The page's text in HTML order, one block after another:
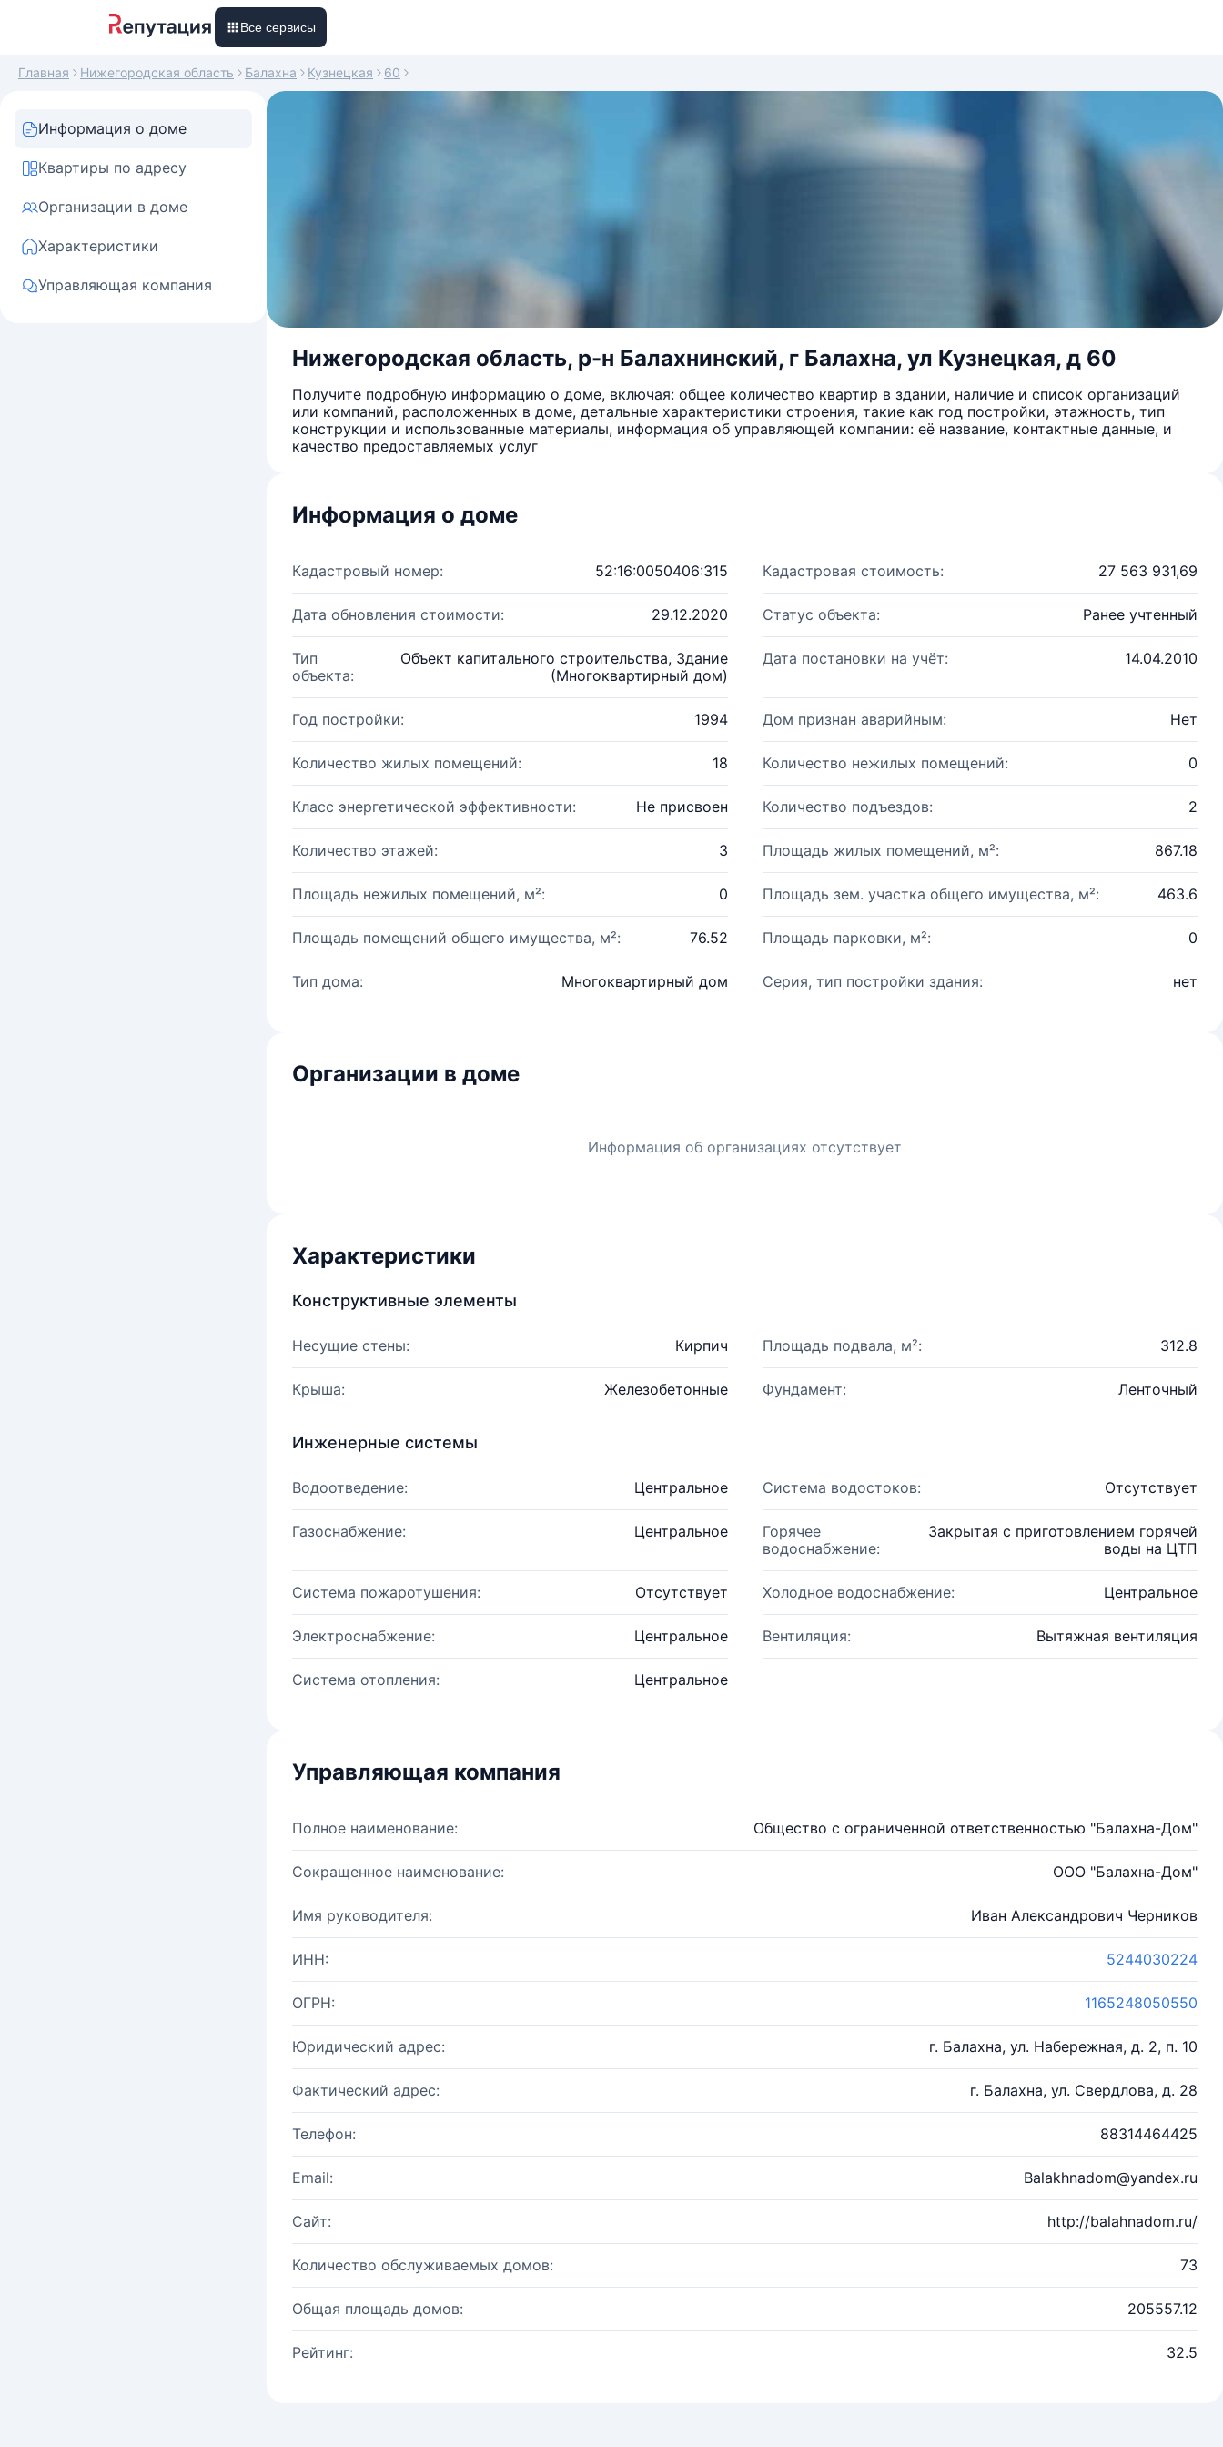
Все сервисы
Главная Нижегородская область Балахна Кузнецкая 60
Информация о доме
Квартиры по адресу
Организации в доме
Характеристики
Управляющая компания
Нижегородская область, р-н Балахнинский, г Балахна, ул Кузнецкая, д 60
Получите подробную информацию о доме, включая: общее количество квартир в здании, наличие и список организаций
или компаний, расположенных в доме, детальные характеристики строения, такие как год постройки, этажность, тип
конструкции и использованные материалы, информация об управляющей компании: её название, контактные данные, и
качество предоставляемых услуг
Информация о доме
Кадастровый номер: 52:16:0050406:315 Кадастровая стоимость: 27 563 931,69
Дата обновления стоимости: 29.12.2020 Статус объекта: Ранее учтенный
Тип
объекта:
Объект капитального строительства, Здание
(Многоквартирный дом)
Дата постановки на учёт: 14.04.2010
Год постройки: 1994 Дом признан аварийным: Нет
Количество жилых помещений: 18 Количество нежилых помещений: 0
Класс энергетической эффективности: Не присвоен Количество подъездов: 2
Количество этажей: 3 Площадь жилых помещений, м²: 867.18
Площадь нежилых помещений, м²: 0 Площадь зем. участка общего имущества, м²: 463.6
Площадь помещений общего имущества, м²: 76.52 Площадь парковки, м²: 0
Тип дома: Многоквартирный дом Серия, тип постройки здания: нет
Организации в доме
Информация об организациях отсутствует
Характеристики
Конструктивные элементы
Несущие стены: Кирпич Площадь подвала, м²: 312.8
Крыша: Железобетонные Фундамент: Ленточный
Инженерные системы
Водоотведение: Центральное Система водостоков: Отсутствует
Газоснабжение: Центральное
Горячее
водоснабжение:
Закрытая с приготовлением горячей
воды на ЦТП
Система пожаротушения: Отсутствует Холодное водоснабжение: Центральное
Электроснабжение: Центральное Вентиляция: Вытяжная вентиляция
Система отопления: Центральное
Управляющая компания
Полное наименование: Общество с ограниченной ответственностью "Балахна-Дом"
Сокращенное наименование: ООО "Балахна-Дом"
Имя руководителя: Иван Александрович Черников
ИНН: 5244030224
ОГРН: 1165248050550
Юридический адрес: г. Балахна, ул. Набережная, д. 2, п. 10
Фактический адрес: г. Балахна, ул. Свердлова, д. 28
Телефон: 88314464425
Email: Balakhnadom@yandex.ru
Сайт: http://balahnadom.ru/
Количество обслуживаемых домов: 73
Общая площадь домов: 205557.12
Рейтинг: 32.5